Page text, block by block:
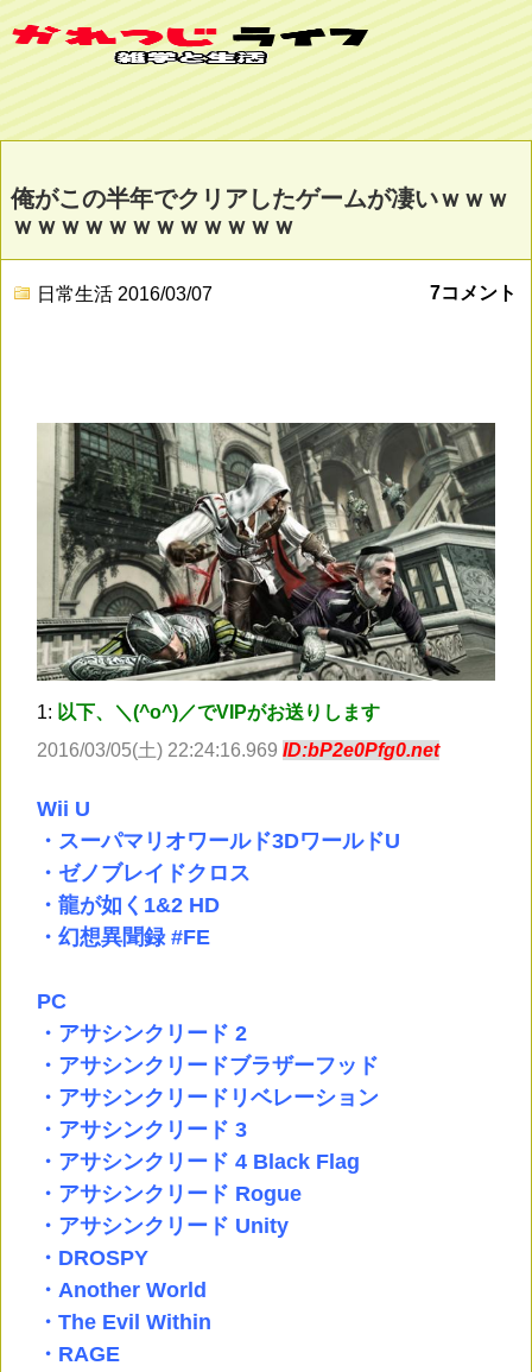
俺がこの半年でクリアしたゲームが凄いｗｗｗ
ｗｗｗｗｗｗｗｗｗｗｗｗ
日常生活 2016/03/07 7コメント
1: 以下、＼(^o^)／でVIPがお送りします
2016/03/05(土) 22:24:16.969 ID:bP2e0Pfg0.net
Wii U
・スーパマリオワールド3DワールドU
・ゼノブレイドクロス
・龍が如く1&2 HD
・幻想異聞録 #FE
PC
・アサシンクリード 2
・アサシンクリードブラザーフッド
・アサシンクリードリベレーション
・アサシンクリード 3
・アサシンクリード 4 Black Flag
・アサシンクリード Rogue
・アサシンクリード Unity
・DROSPY
・Another World
・The Evil Within
・RAGE